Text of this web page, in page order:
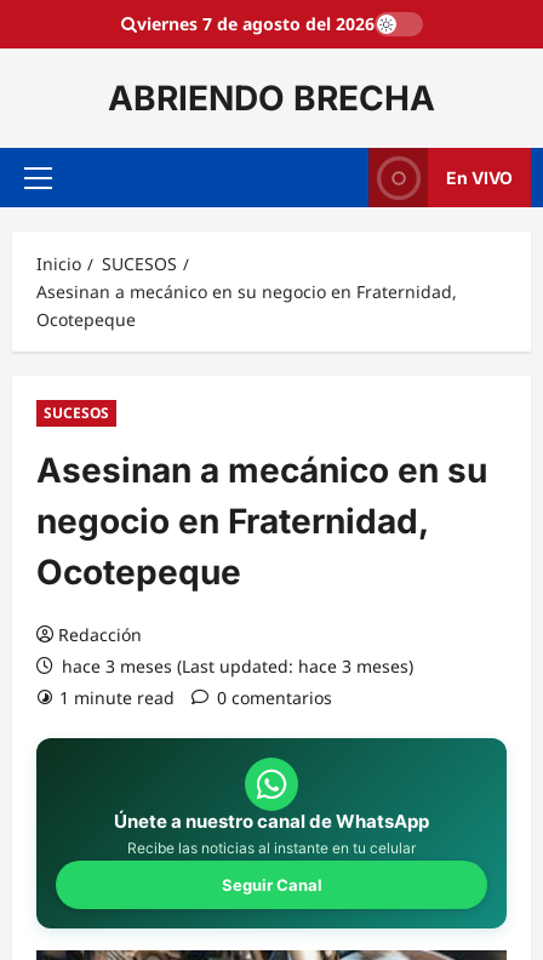
viernes 7 de agosto del 2026
ABRIENDO BRECHA
Menú
En VIVO
Inicio
SUCESOS
Asesinan a mecánico en su negocio en Fraternidad,
Ocotepeque
SUCESOS
Asesinan a mecánico en su
negocio en Fraternidad,
Ocotepeque
Redacción
hace 3 meses (Last updated: hace 3 meses)
1 minute read
0 comentarios
Únete a nuestro canal de WhatsApp
Recibe las noticias al instante en tu celular
Seguir Canal